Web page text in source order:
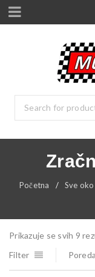
Početna / Sve
Prikazuje se svih 9
Filter